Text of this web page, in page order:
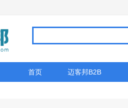
首页 迈客邦B2B